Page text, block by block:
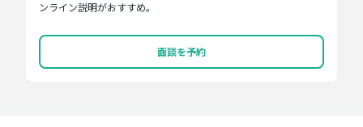
ンライン説明がおすすめ。
面談を予約